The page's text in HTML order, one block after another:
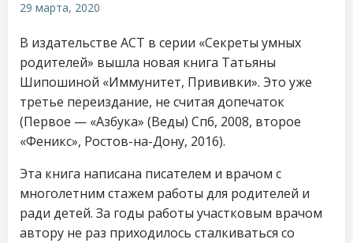
29 марта, 2020
В издательстве АСТ в серии «Секреты умных
родителей» вышла новая книга Татьяны
Шипошиной «Иммунитет, Прививки». Это уже
третье переиздание, не считая допечаток
(Первое — «Азбука» (Веды) Спб, 2008, второе
«Феникс», Ростов-на-Дону, 2016).
Эта книга написана писателем и врачом с
многолетним стажем работы для родителей и
ради детей. За годы работы участковым врачом
автору не раз приходилось сталкиваться со